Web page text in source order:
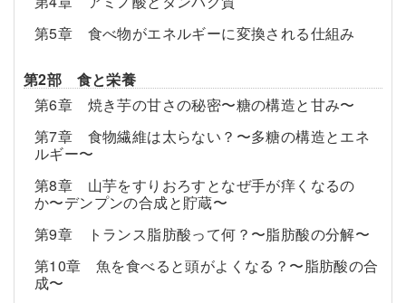
第5章 食べ物がエネルギーに変換される仕組み
第2部 食と栄養
第6章 焼き芋の甘さの秘密〜糖の構造と甘み〜
第7章 食物繊維は太らない？〜多糖の構造とエネ
ルギー〜
第8章 山芋をすりおろすとなぜ手が痒くなるの
か〜デンプンの合成と貯蔵〜
第9章 トランス脂肪酸って何？〜脂肪酸の分解〜
第10章 魚を食べると頭がよくなる？〜脂肪酸の合
成〜